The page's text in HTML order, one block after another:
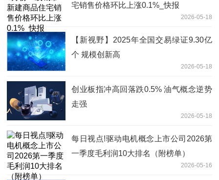
宅销售价格环比上涨0.1%_快报
2026-05-18
【新视野】2025年全国交易绿证9.30亿
个 规模创新高
2026-05-18
创业板指冲高回落跌0.5% 油气概念逆势
走强
2026-05-18
每日视点!驱动电机概念上市公司2026第
一季度毛利润10大排名（附榜单）
2026-05-16